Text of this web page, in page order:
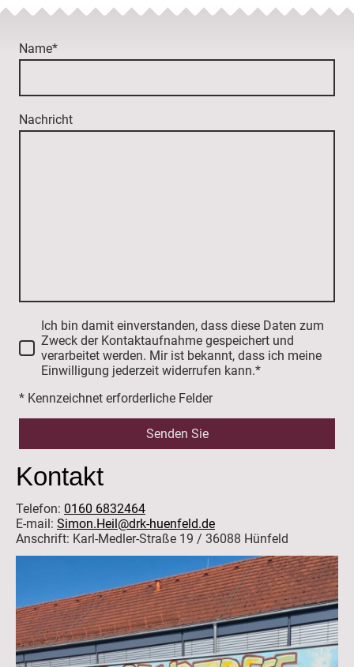
Name*
Nachricht
Ich bin damit einverstanden, dass diese Daten zum
Zweck der Kontaktaufnahme gespeichert und
verarbeitet werden. Mir ist bekannt, dass ich meine
Einwilligung jederzeit widerrufen kann.*
* Kennzeichnet erforderliche Felder
Senden Sie
Kontakt
Telefon: 0160 6832464
E-mail: Simon.Heil@drk-huenfeld.de
Anschrift: Karl-Medler-Straße 19 / 36088 Hünfeld